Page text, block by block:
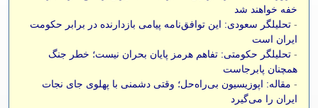
خفه خواهند شد
- تحلیلگر سعودی: این توافق‌نامه پیامی بازدارنده در برابر حکومت
ایران است
- تحلیلگر حکومتی: تفاهم هرمز پایان بحران نیست؛ خطر جنگ
همچنان پابرجاست
- مقاله: اپوزیسیون بی‌راه‌حل؛ وقتی دشمنی با پهلوی جای نجات
ایران را می‌گیرد